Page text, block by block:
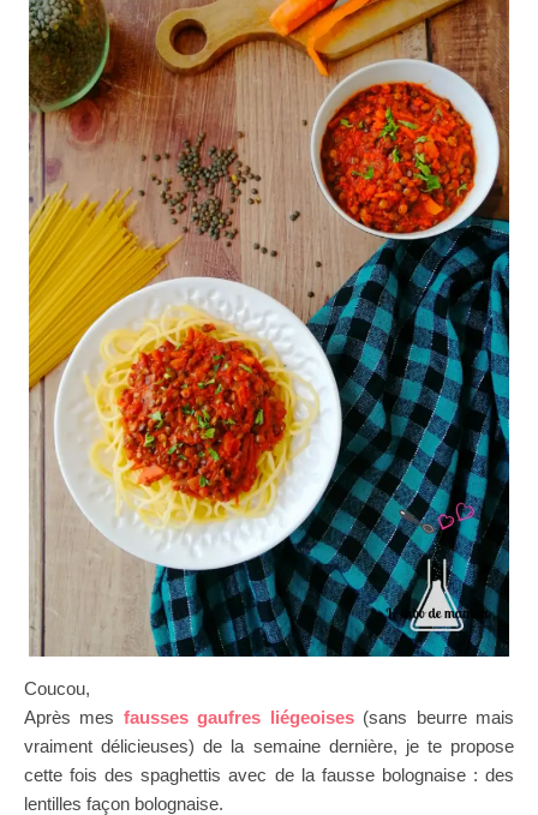
Coucou,
Après mes fausses gaufres liégeoises(sans beurre mais
vraiment délicieuses) de la semaine dernière, je te propose
cette fois des spaghettis avec de la fausse bolognaise : des
lentilles façon bolognaise.